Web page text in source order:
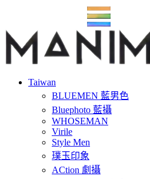
Taiwan
BLUEMEN 藍男色
Bluephoto 藍攝
WHOSEMAN
Virile
Style Men
璞玉印象
ACtion 劇攝